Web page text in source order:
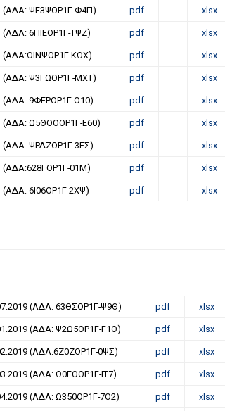
(ΑΔΑ: ΨΕ3ΨΟΡ1Γ-Φ4Π) pdf xlsx
(ΑΔΑ: 6ΠΙΕΟΡ1Γ-ΤΨΖ) pdf xlsx
(ΑΔΑ:ΩΙΝΨΟΡ1Γ-ΚΩΧ) pdf xlsx
(ΑΔΑ: Ψ3ΓΩΟΡ1Γ-ΜΧΤ) pdf xlsx
(ΑΔΑ: 9ΦΕΡΟΡ1Γ-Ο10) pdf xlsx
(ΑΔΑ: Ω5ΘΟΟΟΡ1Γ-Ε60) pdf xlsx
(ΑΔΑ: ΨΡΔΖΟΡ1Γ-3ΕΣ) pdf xlsx
(ΑΔΑ:628ΓΟΡ1Γ-01Μ) pdf xlsx
(ΑΔΑ: 6Ι06ΟΡ1Γ-2ΧΨ) pdf xlsx
(ΑΔΑ: 63ΘΣΟΡ1Γ-Ψ9Θ) pdf xlsx
(ΑΔΑ: Ψ2Ω5ΟΡ1Γ-Γ1Ο) pdf xlsx
(ΑΔΑ:6Ζ0ΖΟΡ1Γ-0ΨΣ) pdf xlsx
(ΑΔΑ: Ω0ΕΘΟΡ1Γ-ΙΤ7) pdf xlsx
(ΑΔΑ: Ω350ΟΡ1Γ-7Ο2) pdf xlsx